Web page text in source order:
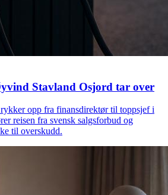
Stavland Osjord tar over
opp fra finansdirektør til toppsjef i
reisen fra svensk salgsforbud og
til overskudd.